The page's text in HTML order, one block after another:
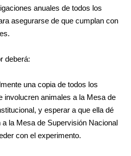
anuales de todos los
asegurarse de que cumplan con
deberá:
una copia de todos los
involucren animales a la Mesa de
y esperar a que ella dé
la Mesa de Supervisión Nacional
con el experimento.